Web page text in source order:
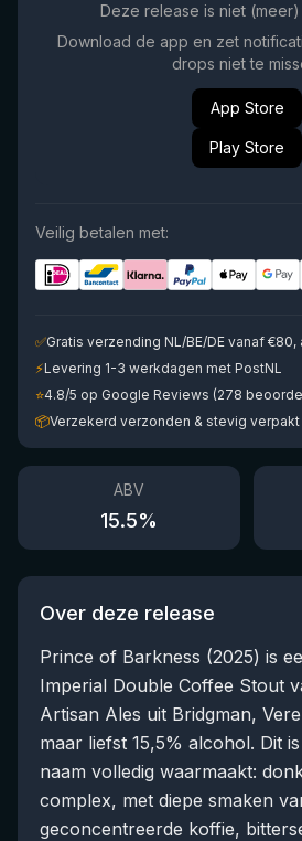
Deze release is niet (meer)
Download de app en zet
drops niet te
App Store
Play Store
Veilig betalen met:
✅Gratis verzending NL/BE/DE vanaf €80,
⚡Levering 1-3 werkdagen met PostNL
⭐4.8/5 op Google Reviews (278
📦Verzekerd verzonden & stevig
ABV
15.5%
Over deze release
Prince of Barkness (2025) is
Imperial Double Coffee Stout
Artisan Ales uit Bridgman,
maar liefst 15,5% alcohol. Dit
naam volledig waarmaakt:
complex, met diepe smaken
geconcentreerde koffie,